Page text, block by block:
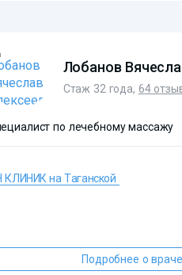
Лобанов
Стаж 32 года, 64
по лечебному массажу
КЛИНИК на Таганской
Подробнее о враче